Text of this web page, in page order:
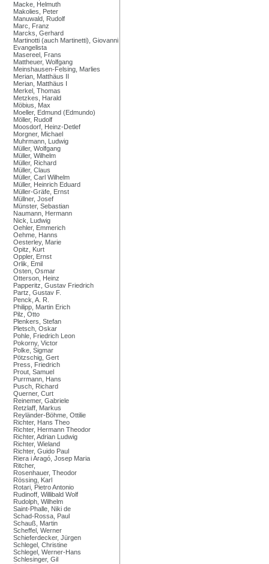
Macke, Helmuth
Makolies, Peter
Manuwald, Rudolf
Marc, Franz
Marcks, Gerhard
Martinotti (auch Martinetti), Giovanni
Evangelista
Masereel, Frans
Mattheuer, Wolfgang
Meinshausen-Felsing, Marlies
Merian, Matthäus II
Merian, Matthäus I
Merkel, Thomas
Metzkes, Harald
Möbius, Max
Moeller, Edmund (Edmundo)
Möller, Rudolf
Moosdorf, Heinz-Detlef
Morgner, Michael
Muhrmann, Ludwig
Müller, Wolfgang
Müller, Wilhelm
Müller, Richard
Müller, Claus
Müller, Carl Wilhelm
Müller, Heinrich Eduard
Müller-Gräfe, Ernst
Müllner, Josef
Münster, Sebastian
Naumann, Hermann
Nick, Ludwig
Oehler, Emmerich
Oehme, Hanns
Oesterley, Marie
Opitz, Kurt
Oppler, Ernst
Orlik, Emil
Osten, Osmar
Otterson, Heinz
Papperitz, Gustav Friedrich
Partz, Gustav F.
Penck, A. R.
Philipp, Martin Erich
Pilz, Otto
Plenkers, Stefan
Pletsch, Oskar
Pohle, Friedrich Leon
Pokorny, Victor
Polke, Sigmar
Pötzschig, Gert
Press, Friedrich
Prout, Samuel
Purrmann, Hans
Pusch, Richard
Querner, Curt
Reinemer, Gabriele
Retzlaff, Markus
Reyländer-Böhme, Ottilie
Richter, Hans Theo
Richter, Hermann Theodor
Richter, Adrian Ludwig
Richter, Wieland
Richter, Guido Paul
Riera i Aragó, Josep Maria
Ritcher,
Rosenhauer, Theodor
Rössing, Karl
Rotari, Pietro Antonio
Rudinoff, Willibald Wolf
Rudolph, Wilhelm
Saint-Phalle, Niki de
Schad-Rossa, Paul
Schauß, Martin
Scheffel, Werner
Schieferdecker, Jürgen
Schlegel, Christine
Schlegel, Werner-Hans
Schlesinger, Gil